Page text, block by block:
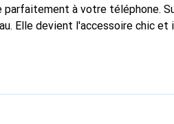
à votre téléphone.
Elle devient l'accessoire chic et